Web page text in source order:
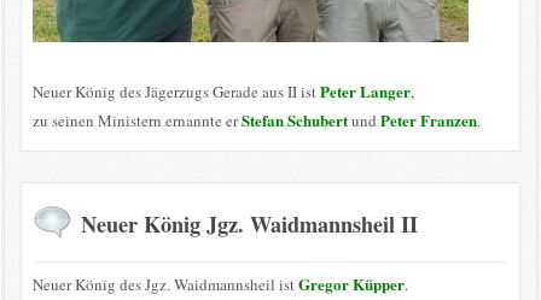
Neuer König des Jägerzugs Gerade aus II istPeter Langer,
zu seinen Ministern ernannte erStefan Schubertund Peter Franzen.
Neuer König Jgz. Waidmannsheil II
Neuer König des Jgz. Waidmannsheil istGregor Küpper.